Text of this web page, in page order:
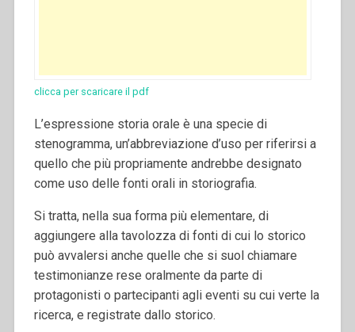
clicca per scaricare il pdf
L’espressione storia orale è una specie di
stenogramma, un’abbreviazione d’uso per riferirsi a
quello che più propriamente andrebbe designato
come uso delle fonti orali in storiografia.
Si tratta, nella sua forma più elementare, di
aggiungere alla tavolozza di fonti di cui lo storico
può avvalersi anche quelle che si suol chiamare
testimonianze rese oralmente da parte di
protagonisti o partecipanti agli eventi su cui verte la
ricerca, e registrate dallo storico.